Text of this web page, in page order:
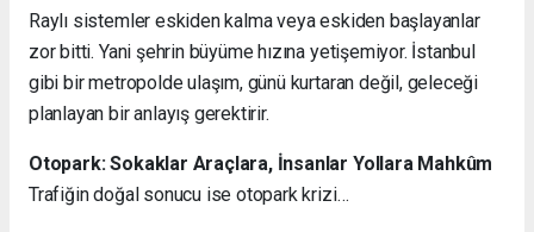
Raylı sistemler eskiden kalma veya eskiden başlayanlar
zor bitti. Yani şehrin büyüme hızına yetişemiyor. İstanbul
gibi bir metropolde ulaşım, günü kurtaran değil, geleceği
planlayan bir anlayış gerektirir.
Otopark: Sokaklar Araçlara, İnsanlar Yollara Mahkûm
Trafiğin doğal sonucu ise otopark krizi…